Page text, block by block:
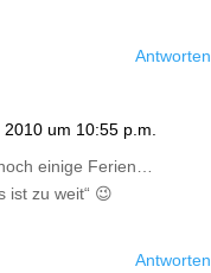
Antworten
um 10:55 p.m.
einige Ferien…
ist zu weit“ 😉
Antworten